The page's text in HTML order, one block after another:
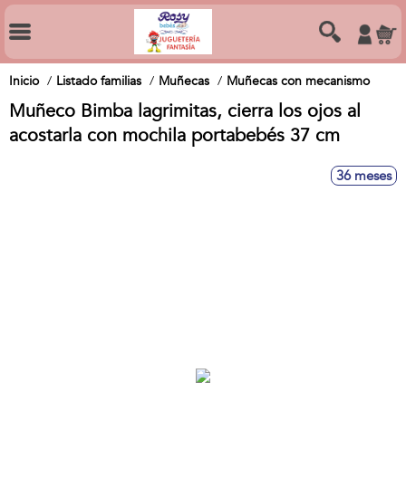
Inicio Listado familias Muñecas Muñecas con mecanismo
Muñeco Bimba lagrimitas, cierra los ojos al
acostarla con mochila portabebés 37 cm
36 meses